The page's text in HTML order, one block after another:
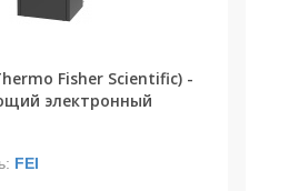
Fisher Scientific) -
электронный
FEI